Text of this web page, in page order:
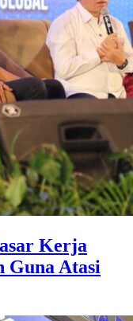
Kerja
Guna Atasi